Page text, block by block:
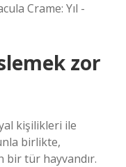
Crame: Yıl -
zor
kişilikleri ile
birlikte,
bir tür hayvandır.